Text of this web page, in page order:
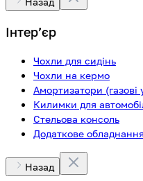
Інтерʼєр
Чохли для сидінь
Чохли на кермо
Амортизатори (газові
Килимки для
Стельова консоль
Додаткове
Назад